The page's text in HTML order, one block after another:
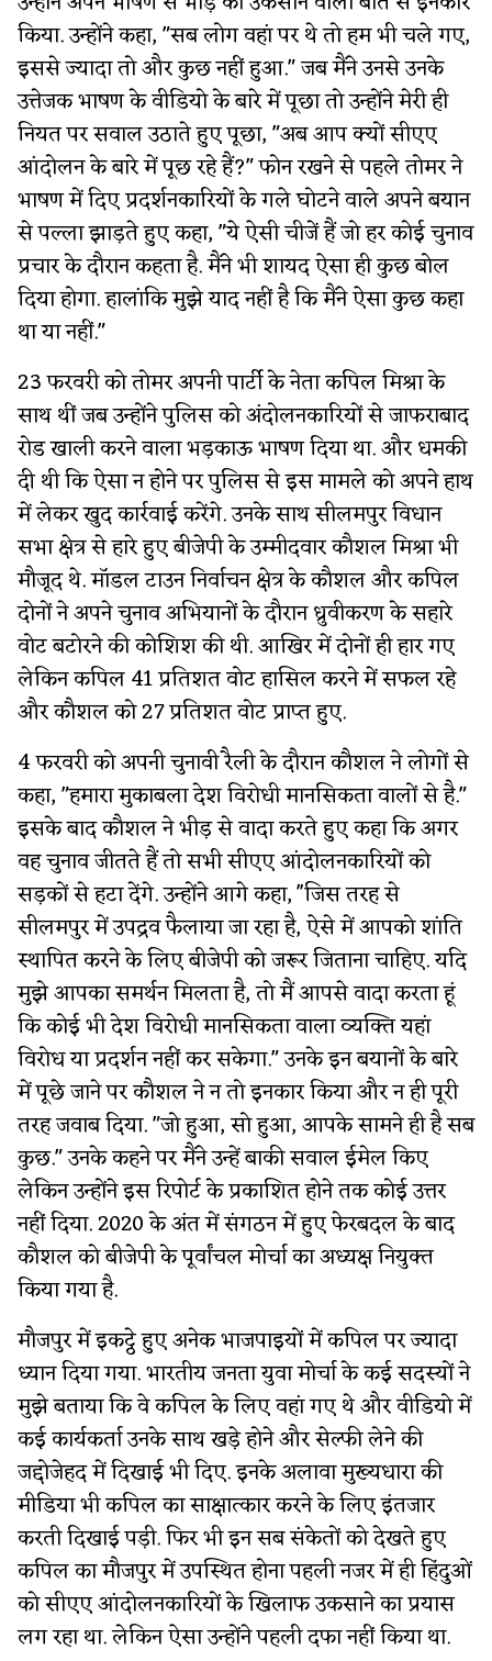
किया. उन्होंने कहा, "सब लोग वहां पर थे तो हम भी चले गए,
इससे ज्यादा तो और कुछ नहीं हुआ." जब मैंने उनसे उनके
उत्तेजक भाषण के वीडियो के बारे में पूछा तो उन्होंने मेरी ही
नियत पर सवाल उठाते हुए पूछा, "अब आप क्यों सीएए
आंदोलन के बारे में पूछ रहे हैं?" फोन रखने से पहले तोमर ने
भाषण में दिए प्रदर्शनकारियों के गले घोटने वाले अपने बयान
से पल्ला झाड़ते हुए कहा, "ये ऐसी चीजें हैं जो हर कोई चुनाव
प्रचार के दौरान कहता है. मैंने भी शायद ऐसा ही कुछ बोल
दिया होगा. हालांकि मुझे याद नहीं है कि मैंने ऐसा कुछ कहा
था या नहीं."
23 फरवरी को तोमर अपनी पार्टी के नेता कपिल मिश्रा के
साथ थीं जब उन्होंने पुलिस को अंदोलनकारियों से जाफराबाद
रोड खाली करने वाला भड़काऊ भाषण दिया था. और धमकी
दी थी कि ऐसा न होने पर पुलिस से इस मामले को अपने हाथ
में लेकर खुद कार्रवाई करेंगे. उनके साथ सीलमपुर विधान
सभा क्षेत्र से हारे हुए बीजेपी के उम्मीदवार कौशल मिश्रा भी
मौजूद थे. मॉडल टाउन निर्वाचन क्षेत्र के कौशल और कपिल
दोनों ने अपने चुनाव अभियानों के दौरान ध्रुवीकरण के सहारे
वोट बटोरने की कोशिश की थी. आखिर में दोनों ही हार गए
लेकिन कपिल 41 प्रतिशत वोट हासिल करने में सफल रहे
और कौशल को 27 प्रतिशत वोट प्राप्त हुए.
4 फरवरी को अपनी चुनावी रैली के दौरान कौशल ने लोगों से
कहा, "हमारा मुकाबला देश विरोधी मानसिकता वालों से है."
इसके बाद कौशल ने भीड़ से वादा करते हुए कहा कि अगर
वह चुनाव जीतते हैं तो सभी सीएए आंदोलनकारियों को
सड़कों से हटा देंगे. उन्होंने आगे कहा, ''जिस तरह से
सीलमपुर में उपद्रव फैलाया जा रहा है, ऐसे में आपको शांति
स्थापित करने के लिए बीजेपी को जरूर जिताना चाहिए. यदि
मुझे आपका समर्थन मिलता है, तो मैं आपसे वादा करता हूं
कि कोई भी देश विरोधी मानसिकता वाला व्यक्ति यहां
विरोध या प्रदर्शन नहीं कर सकेगा." उनके इन बयानों के बारे
में पूछे जाने पर कौशल ने न तो इनकार किया और न ही पूरी
तरह जवाब दिया. "जो हुआ, सो हुआ, आपके सामने ही है सब
कुछ." उनके कहने पर मैंने उन्हें बाकी सवाल ईमेल किए
लेकिन उन्होंने इस रिपोर्ट के प्रकाशित होने तक कोई उत्तर
नहीं दिया. 2020 के अंत में संगठन में हुए फेरबदल के बाद
कौशल को बीजेपी के पूर्वांचल मोर्चा का अध्यक्ष नियुक्त
किया गया है.
मौजपुर में इकट्ठे हुए अनेक भाजपाइयों में कपिल पर ज्यादा
ध्यान दिया गया. भारतीय जनता युवा मोर्चा के कई सदस्यों ने
मुझे बताया कि वे कपिल के लिए वहां गए थे और वीडियो में
कई कार्यकर्ता उनके साथ खड़े होने और सेल्फी लेने की
जद्दोजेहद में दिखाई भी दिए. इनके अलावा मुख्यधारा की
मीडिया भी कपिल का साक्षात्कार करने के लिए इंतजार
करती दिखाई पड़ी. फिर भी इन सब संकेतों को देखते हुए
कपिल का मौजपुर में उपस्थित होना पहली नजर में ही हिंदुओं
को सीएए आंदोलनकारियों के खिलाफ उकसाने का प्रयास
लग रहा था. लेकिन ऐसा उन्होंने पहली दफा नहीं किया था.